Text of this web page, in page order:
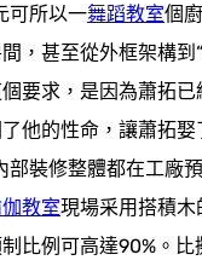
可所以一舞蹈教室個
，甚至從外框架構到
要求，是因為蕭拓已
他的性命，讓蕭拓娶
部裝修整體都在工廠
教室現場采用搭積木
比例可高達90%。比